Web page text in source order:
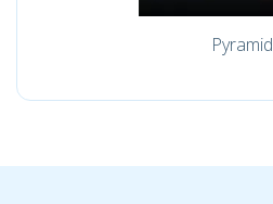
Pyramid